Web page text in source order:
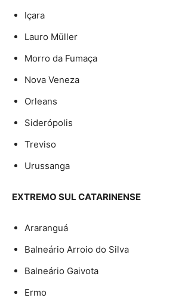
Içara
Lauro Müller
Morro da Fumaça
Nova Veneza
Orleans
Siderópolis
Treviso
Urussanga
EXTREMO SUL CATARINENSE
Araranguá
Balneário Arroio do Silva
Balneário Gaivota
Ermo